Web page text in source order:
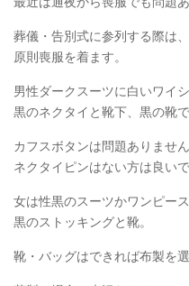
葬儀・告別式に参列する際は、
原則喪服を着ます。
男性ダークスーツに白いワイシ
黒のネクタイと靴下、黒の靴で
カフスボタンは問題ありません
ネクタイピンはない方は良いで
女は性黒のスーツかワンピース
黒のストッキングと靴。
靴・バッグはできれば布製を選